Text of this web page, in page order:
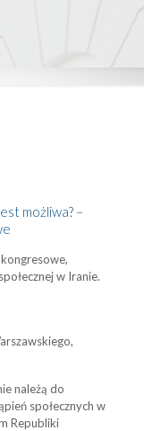
możliwa? –
w Iranie.
należą do
społecznych w
Republiki